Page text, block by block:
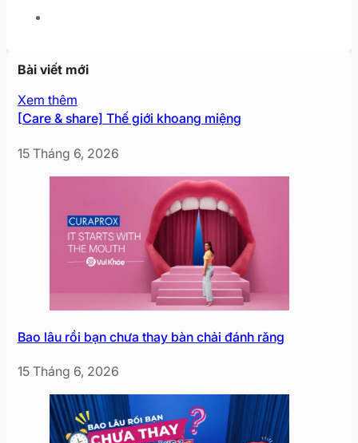
Bài viết mới
Xem thêm
[Care & share] Thế giới khoang miệng
15 Tháng 6, 2026
Bao lâu rồi bạn chưa thay bàn chải đánh răng
15 Tháng 6, 2026